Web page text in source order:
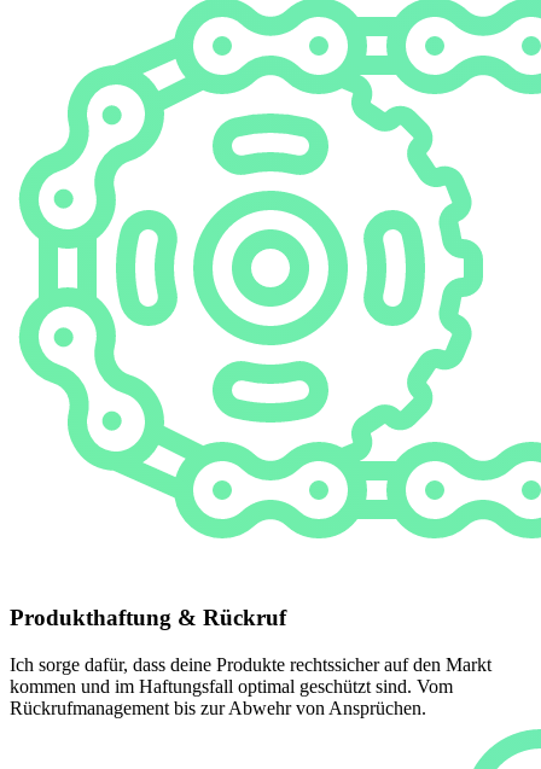
Produkthaftung & Rückruf
Ich sorge dafür, dass deine Produkte rechtssicher auf den Markt
kommen und im Haftungsfall optimal geschützt sind. Vom
Rückrufmanagement bis zur Abwehr von Ansprüchen.